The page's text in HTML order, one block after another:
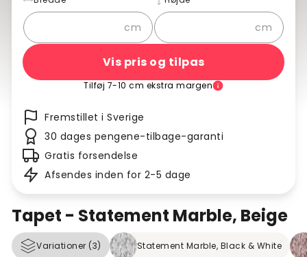
Tapet - Statement Marble, Beige
Variationer (3) Statement Marble, Black & White
cm cm
Vis pris og tilpas
Tilføj 7-10 cm ekstra margen
Fremstillet i Sverige
30 dages pengene-tilbage-garanti
Gratis forsendelse
Afsendes inden for 2-5 dage